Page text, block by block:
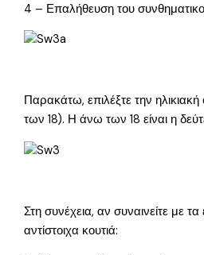
4 – Επαλήθευση του
Παρακάτω, επιλέξτε την
των 18). Η άνω των 18 είναι η
Στη συνέχεια, αν συναινείτε με
αντίστοιχα κουτιά: